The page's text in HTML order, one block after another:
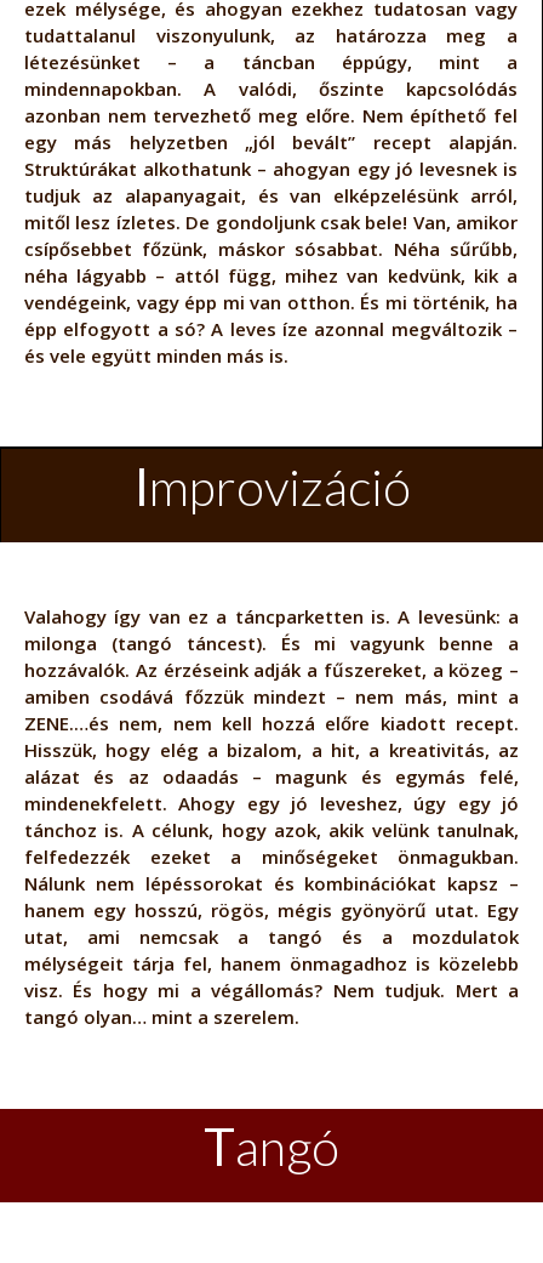
ezek mélysége, és ahogyan ezekhez tudatosan vagy
tudattalanul viszonyulunk, az határozza meg a
létezésünket – a táncban éppúgy, mint a
mindennapokban. A valódi, őszinte kapcsolódás
azonban nem tervezhető meg előre. Nem építhető fel
egy más helyzetben „jól bevált” recept alapján.
Struktúrákat alkothatunk – ahogyan egy jó levesnek is
tudjuk az alapanyagait, és van elképzelésünk arról,
mitől lesz ízletes. De gondoljunk csak bele! Van, amikor
csípősebbet főzünk, máskor sósabbat. Néha sűrűbb,
néha lágyabb – attól függ, mihez van kedvünk, kik a
vendégeink, vagy épp mi van otthon. És mi történik, ha
épp elfogyott a só? A leves íze azonnal megváltozik –
és vele együtt minden más is.
Improvizáció
Valahogy így van ez a táncparketten is. A levesünk: a
milonga (tangó táncest). És mi vagyunk benne a
hozzávalók. Az érzéseink adják a fűszereket, a közeg –
amiben csodává főzzük mindezt – nem más, mint a
ZENE.…és nem, nem kell hozzá előre kiadott recept.
Hisszük, hogy elég a bizalom, a hit, a kreativitás, az
alázat és az odaadás – magunk és egymás felé,
mindenekfelett. Ahogy egy jó leveshez, úgy egy jó
tánchoz is. A célunk, hogy azok, akik velünk tanulnak,
felfedezzék ezeket a minőségeket önmagukban.
Nálunk nem lépéssorokat és kombinációkat kapsz –
hanem egy hosszú, rögös, mégis gyönyörű utat. Egy
utat, ami nemcsak a tangó és a mozdulatok
mélységeit tárja fel, hanem önmagadhoz is közelebb
visz. És hogy mi a végállomás? Nem tudjuk. Mert a
tangó olyan… mint a szerelem.
Tangó